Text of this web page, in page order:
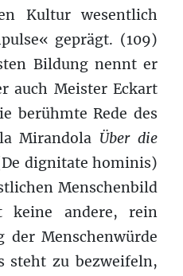
Kultur wesentlich
geprägt. (109)
Bildung nennt er
auch Meister Eckart
berühmte Rede des
Mirandola Über die
dignitate hominis)
Menschenbild
keine andere, rein
der Menschenwürde
steht zu bezweifeln,